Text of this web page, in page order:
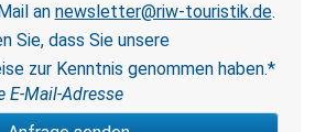
an newsletter@riw-touristik.de.
Sie, dass Sie unsere
zur Kenntnis genommen haben.*
E-Mail-Adresse